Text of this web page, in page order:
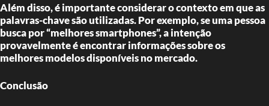
Além disso, é importante considerar o contexto em que as
palavras-chave são utilizadas. Por exemplo, se uma pessoa
busca por “melhores smartphones”, a intenção
provavelmente é encontrar informações sobre os
melhores modelos disponíveis no mercado.
Conclusão